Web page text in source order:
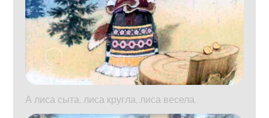
А лиса сыта, лиса кругла, лиса весела.